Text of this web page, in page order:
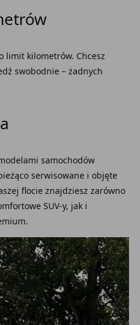
limit kilometrów. Chcesz
swobodnie – żadnych
samochodów
serwisowane i objęte
flocie znajdziesz zarówno
SUV-y, jak i